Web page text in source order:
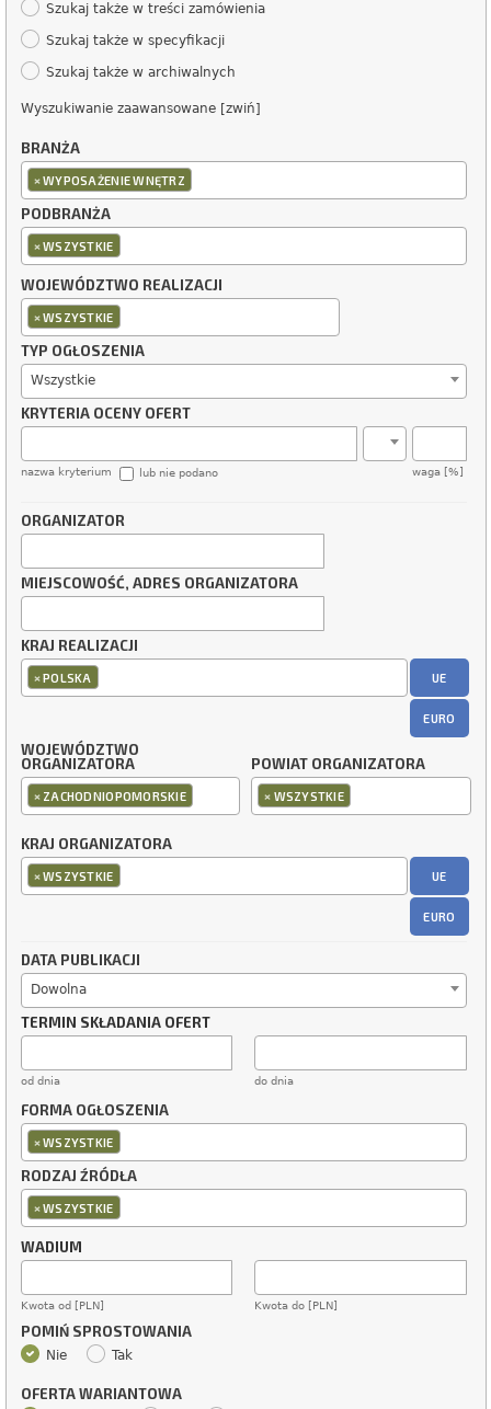
Szukaj także w treści zamówienia
Szukaj także w specyfikacji
Szukaj także w archiwalnych
Wyszukiwanie zaawansowane [zwiń]
BRANŻA
×WYPOSAŻENIE WNĘTRZ
PODBRANŻA
×WSZYSTKIE
WOJEWÓDZTWO REALIZACJI
×WSZYSTKIE
TYP OGŁOSZENIA
Wszystkie
KRYTERIA OCENY OFERT
nazwa kryterium waga [%]
lub nie podano
ORGANIZATOR
MIEJSCOWOŚĆ, ADRES ORGANIZATORA
KRAJ REALIZACJI
×POLSKA UE
EURO
WOJEWÓDZTWO
ORGANIZATORA
× ZACHODNIOPOMORSKIE
POWIAT ORGANIZATORA
× WSZYSTKIE
KRAJ ORGANIZATORA
×WSZYSTKIE UE
EURO
DATA PUBLIKACJI
Dowolna
TERMIN SKŁADANIA OFERT
od dnia do dnia
FORMA OGŁOSZENIA
×WSZYSTKIE
RODZAJ ŹRÓDŁA
×WSZYSTKIE
WADIUM
Kwota od [PLN] Kwota do [PLN]
POMIŃ SPROSTOWANIA
Nie Tak
OFERTA WARIANTOWA